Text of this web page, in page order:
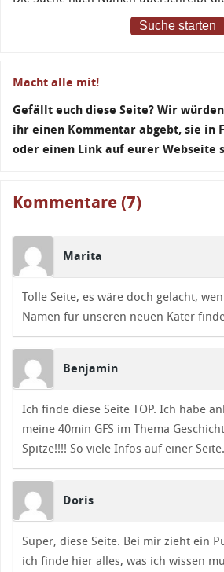
Suche starten
Macht alle mit!
Gefällt euch diese Seite? Wir
ihr einen Kommentar abgebt, sie in
oder einen Link auf eurer Webseite
Kommentare (7)
Marita
Tolle Seite, es wäre doch gelacht,
Namen für unseren neuen Kater
Benjamin
Ich finde diese Seite TOP. Ich habe
meine 40min GFS im Thema
Spitze!!!! So viele Infos auf einer Seite.
Doris
Super, diese Seite. Bei mir zieht ein
ich finde hier alles, was ich wissen